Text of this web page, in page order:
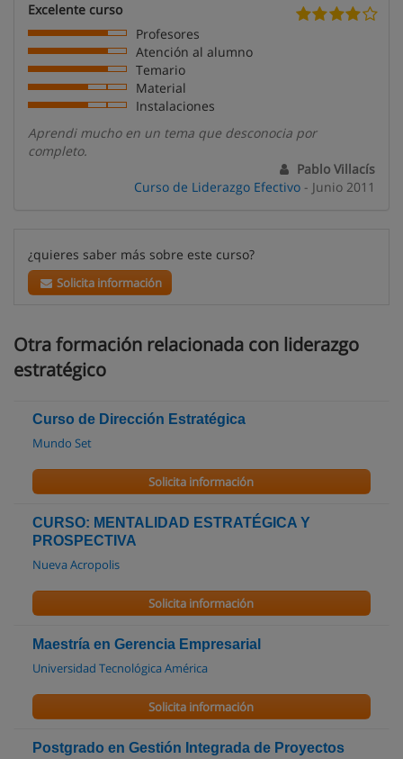
Excelente curso
Profesores
Atención al alumno
Temario
Material
Instalaciones
Aprendi mucho en un tema que desconocia por
completo.
Pablo Villacís
Curso de Liderazgo Efectivo - Junio 2011
¿quieres saber más sobre este curso?
Solicita información
Otra formación relacionada con liderazgo
estratégico
Curso de Dirección Estratégica
Mundo Set
Solicita información
CURSO: MENTALIDAD ESTRATÉGICA Y
PROSPECTIVA
Nueva Acropolis
Solicita información
Maestría en Gerencia Empresarial
Universidad Tecnológica América
Solicita información
Postgrado en Gestión Integrada de Proyectos